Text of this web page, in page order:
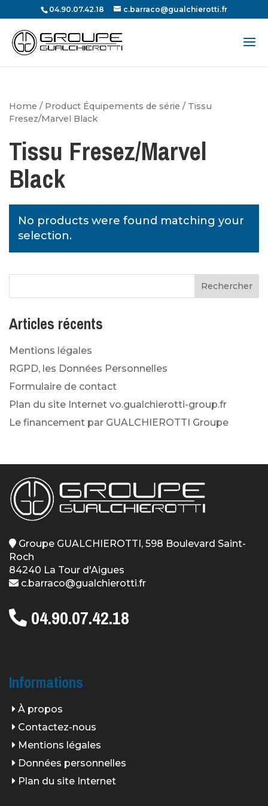
04.90.07.42.18 c.barraco@gualchierotti.fr
Recherche
de
produits
Home / Product Équipements de série / Tissu
Fresez/Marvel Black
Tissu Fresez/Marvel
Black
No products were found matching your
selection.
Articles récents
Mentions légales
RGPD, les Données Personnelles
Formulaire de contact
Plan du site Internet vo.gualchierotti-group.fr
Le financement par GUALCHIEROTTI Groupe
Groupe GUALCHIEROTTI, 598 Boulevard Saint-
Roch
84240 La Tour d'Aigues
c.barraco@gualchierotti.fr
04.90.07.42.18
Informations
À propos
Contactez-nous
Mentions légales
Données personnelles
Plan du site Internet